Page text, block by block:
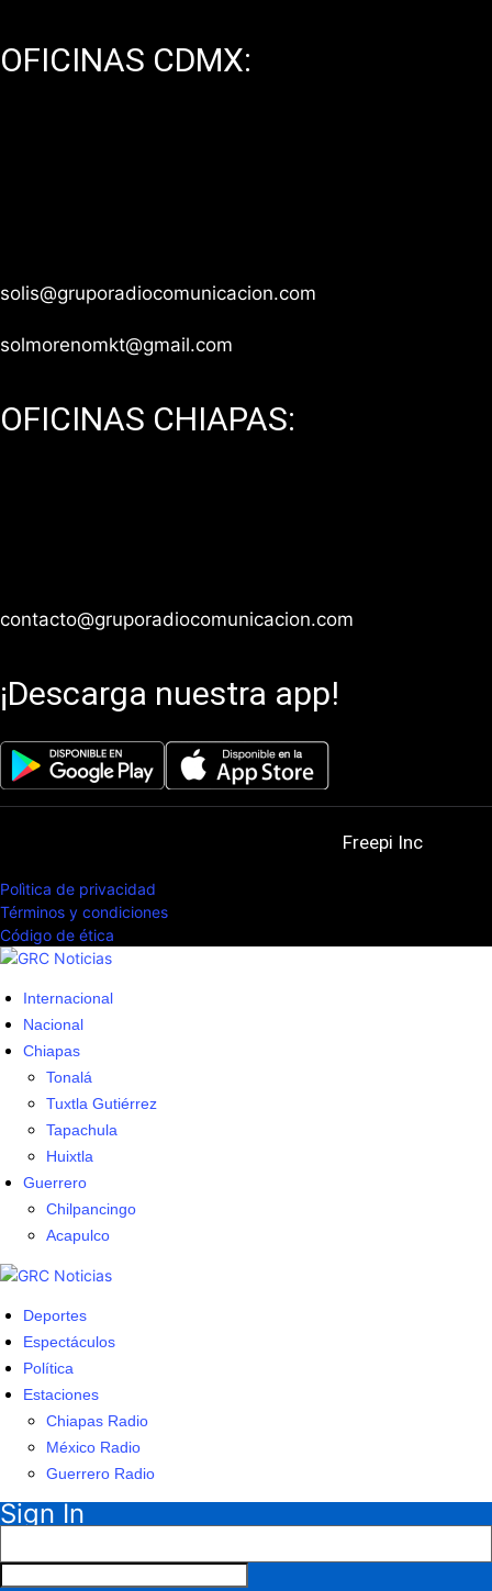
OFICINAS CDMX:
solis@gruporadiocomunicacion.com
solmorenomkt@gmail.com
OFICINAS CHIAPAS:
contacto@gruporadiocomunicacion.com
¡Descarga nuestra app!
Freepi Inc
Polìtica de privacidad
Términos y condiciones
Código de ética
Internacional
Nacional
Chiapas
Tonalá
Tuxtla Gutiérrez
Tapachula
Huixtla
Guerrero
Chilpancingo
Acapulco
Deportes
Espectáculos
Política
Estaciones
Chiapas Radio
México Radio
Guerrero Radio
Sign In